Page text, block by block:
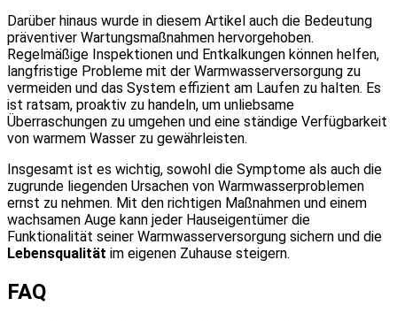
Darüber hinaus wurde in diesem Artikel auch die Bedeutung
präventiver Wartungsmaßnahmen hervorgehoben.
Regelmäßige Inspektionen und Entkalkungen können helfen,
langfristige Probleme mit der Warmwasserversorgung zu
vermeiden und das System effizient am Laufen zu halten. Es
ist ratsam, proaktiv zu handeln, um unliebsame
Überraschungen zu umgehen und eine ständige Verfügbarkeit
von warmem Wasser zu gewährleisten.
Insgesamt ist es wichtig, sowohl die Symptome als auch die
zugrunde liegenden Ursachen von Warmwasserproblemen
ernst zu nehmen. Mit den richtigen Maßnahmen und einem
wachsamen Auge kann jeder Hauseigentümer die
Funktionalität seiner Warmwasserversorgung sichern und die
Lebensqualität im eigenen Zuhause steigern.
FAQ